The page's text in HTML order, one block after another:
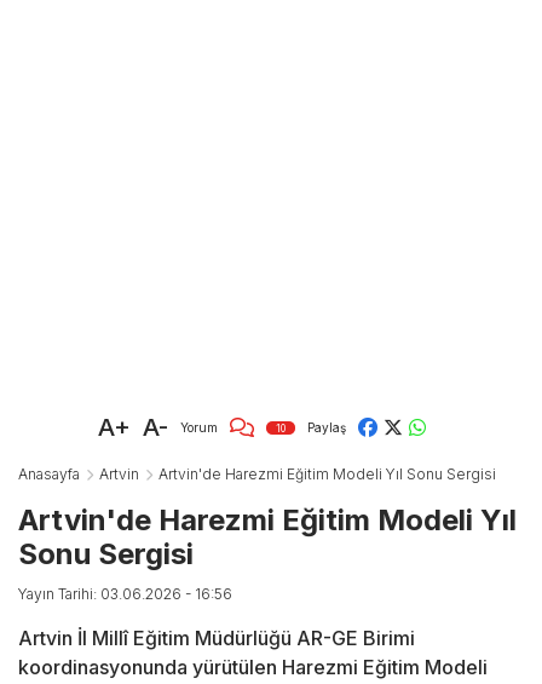
A+ A- Yorum 10 Paylaş
Anasayfa Artvin Artvin'de Harezmi Eğitim Modeli Yıl Sonu Sergisi
Artvin'de Harezmi Eğitim Modeli Yıl
Sonu Sergisi
Yayın Tarihi: 03.06.2026 - 16:56
Artvin İl Millî Eğitim Müdürlüğü AR-GE Birimi
koordinasyonunda yürütülen Harezmi Eğitim Modeli